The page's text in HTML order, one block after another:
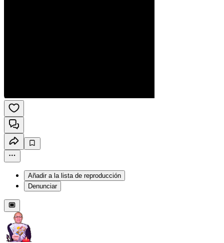
Añadir a la lista de reproducción
Denunciar